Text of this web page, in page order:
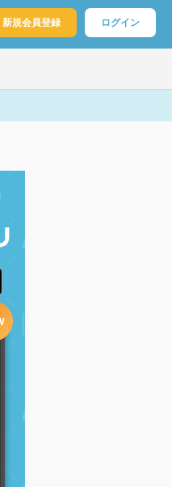
新規会員登録 ログイン